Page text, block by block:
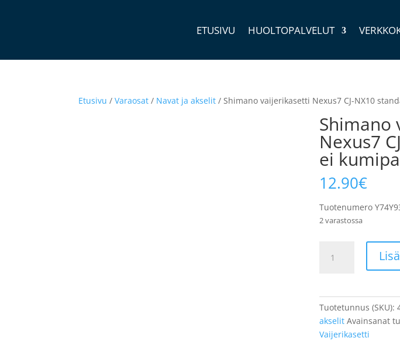
ETUSIVU HUOLTOPALVELUT
Etusivu /Varaosat / Navat ja akselit / Shimano vaijerikasetti Nexus7 CJ-NX10
Shimano
Nexus7
ei
12.90€
Tuotenumero
2 varastossa
vaijerikasetti
standardi
kumipalkeelle
Tuotetunnus (SKU):
akselit Avainsanat
Vaijerikasetti